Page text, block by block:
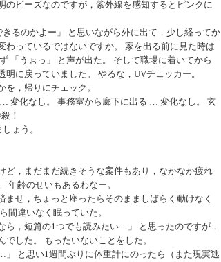
のビーズなのですが，紫外線を感知するとピンクに
きるのかよー」 と思いながら外に出て，少し経ってか
わっているではないですか。 家を出る前に見た時は
「うぉっ」 と声が出た。 そして職場に着いてから
明に戻っていました。 やるな，UVチェッカー。
を，帰りにチェック。
変化なし。 事務室から廊下に出る … 変化なし。 玄
！
ょう。
ど，まだまだ続きそうな案件もあり，なかなか疲れ
年齢のせいもあるわなー。
ませ，ちょっと座ったらそのまましばらく動けなく
間違いなく眠っていた。
ら，短篇の1つでも読みたい…」 と思ったのですが，
した。 もったいないことをした。
」 と思い1週間ぶりに体重計にのったら（また現実逃